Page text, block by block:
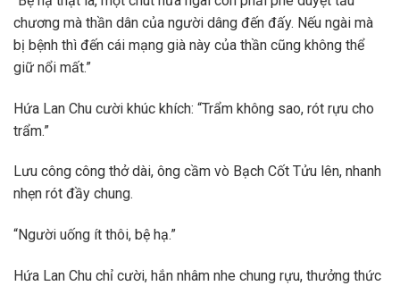
chương mà thần dân của người dâng đến đấy. Nếu ngài mà
bị bệnh thì đến cái mạng già này của thần cũng không thể
giữ nổi mất.”
Hứa Lan Chu cười khúc khích: “Trẩm không sao, rót rựu cho
trẩm.”
Lưu công công thở dài, ông cầm vò Bạch Cốt Tửu lên, nhanh
nhẹn rót đầy chung.
“Người uống ít thôi, bệ hạ.”
Hứa Lan Chu chỉ cười, hắn nhâm nhe chung rựu, thưởng thức